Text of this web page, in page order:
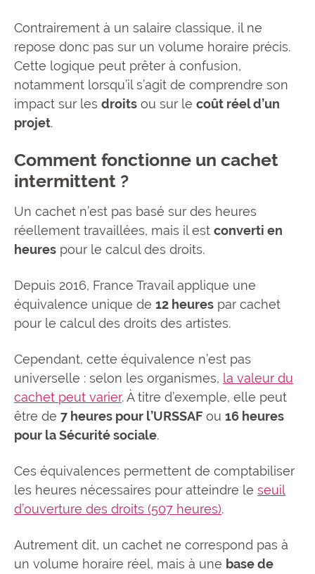
Contrairement à un salaire classique, il ne
repose donc pas sur un volume horaire précis.
Cette logique peut prêter à confusion,
notamment lorsqu’il s’agit de comprendre son
impact sur les droits ou sur le coût réel d’un
projet.
Comment fonctionne un cachet
intermittent ?
Un cachet n’est pas basé sur des heures
réellement travaillées, mais il est converti en
heures pour le calcul des droits.
Depuis 2016, France Travail applique une
équivalence unique de 12 heures par cachet
pour le calcul des droits des artistes.
Cependant, cette équivalence n’est pas
universelle : selon les organismes, la valeur du
cachet peut varier. À titre d’exemple, elle peut
être de 7 heures pour l’URSSAF ou 16 heures
pour la Sécurité sociale.
Ces équivalences permettent de comptabiliser
les heures nécessaires pour atteindre le seuil
d’ouverture des droits (507 heures).
Autrement dit, un cachet ne correspond pas à
un volume horaire réel, mais à une base de